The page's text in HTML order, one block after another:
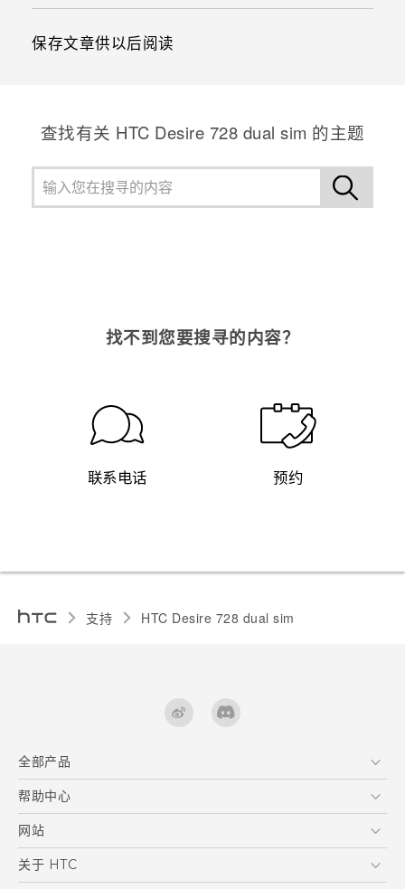
保存文章供以后阅读
查找有关 HTC Desire 728 dual sim 的主题
找不到您要搜寻的内容？
联系电话 预约
支持 HTC Desire 728 dual sim‎
全部产品
区块链智能手机
VIVE
帮助中心
在线客服
支援与服务
产品保固说明
网站
HTC Dev
关于 HTC